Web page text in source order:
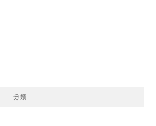
分類